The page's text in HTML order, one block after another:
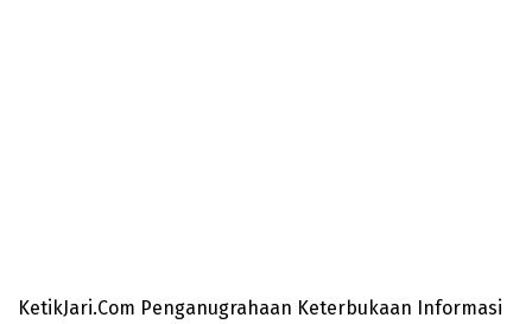
KetikJari.Com Penganugrahaan Keterbukaan Informasi